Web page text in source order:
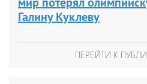
Галину Куклеву
ПЕРЕЙТИ К